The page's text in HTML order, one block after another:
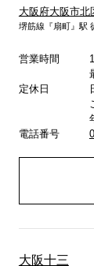
大阪府大阪市
堺筋線『扇町』駅
営業時間
定休日
電話番号
大阪十三